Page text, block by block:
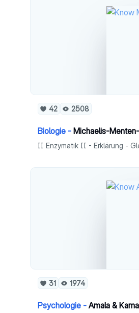
42 2508
Biologie - Michaelis-
II Enzymatik II - Erklärung -
31 1974
Psychologie -Amala &